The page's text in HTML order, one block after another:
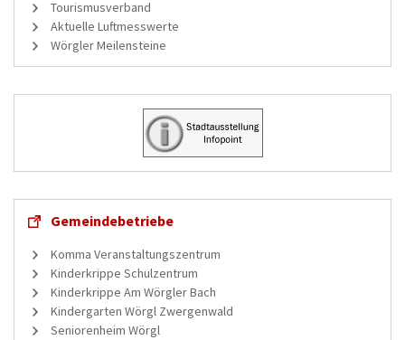
Tourismusverband
Aktuelle Luftmesswerte
Wörgler Meilensteine
Gemeindebetriebe
Komma Veranstaltungszentrum
Kinderkrippe Schulzentrum
Kinderkrippe Am Wörgler Bach
Kindergarten Wörgl Zwergenwald
Seniorenheim Wörgl